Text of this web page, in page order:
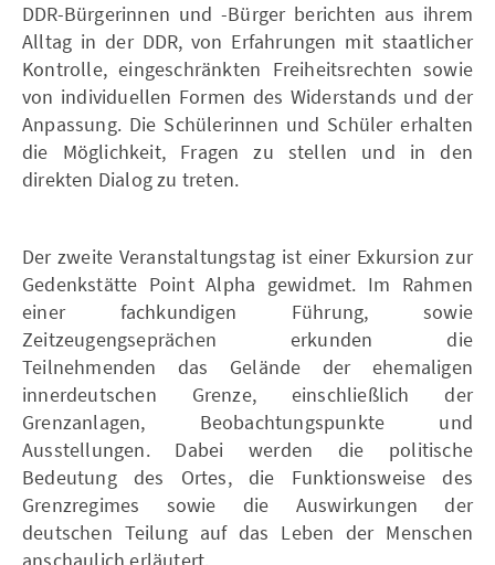
DDR-Bürgerinnen und -Bürger berichten aus ihrem
Alltag in der DDR, von Erfahrungen mit staatlicher
Kontrolle, eingeschränkten Freiheitsrechten sowie
von individuellen Formen des Widerstands und der
Anpassung. Die Schülerinnen und Schüler erhalten
die Möglichkeit, Fragen zu stellen und in den
direkten Dialog zu treten.
Der zweite Veranstaltungstag ist einer Exkursion zur
Gedenkstätte Point Alpha gewidmet. Im Rahmen
einer fachkundigen Führung, sowie
Zeitzeugengseprächen erkunden die
Teilnehmenden das Gelände der ehemaligen
innerdeutschen Grenze, einschließlich der
Grenzanlagen, Beobachtungspunkte und
Ausstellungen. Dabei werden die politische
Bedeutung des Ortes, die Funktionsweise des
Grenzregimes sowie die Auswirkungen der
deutschen Teilung auf das Leben der Menschen